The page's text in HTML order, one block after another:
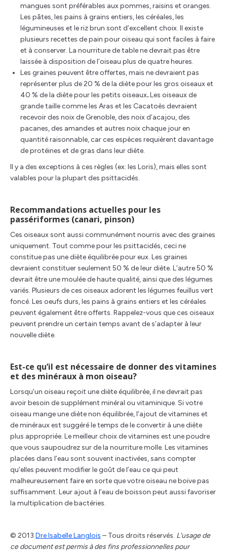
mangues sont préférables aux pommes, raisins et oranges.
Les pâtes, les pains à grains entiers, les céréales, les
légumineuses et le riz brun sont d’excellent choix. Il existe
plusieurs recettes de pain pour oiseau qui sont faciles à faire
et à conserver. La nourriture de table ne devrait pas être
laissée à disposition de l’oiseau plus de quatre heures.
Les graines peuvent être offertes, mais ne devraient pas
représenter plus de 20 % de la diète pour les gros oiseaux et
40 % de la diète pour les petits oiseaux.Les oiseaux de
grande taille comme les Aras et les Cacatoès devraient
recevoir des noix de Grenoble, des noix d’acajou, des
pacanes, des amandes et autres noix chaque jour en
quantité raisonnable, car ces espèces requièrent davantage
de protéines et de gras dans leur diète.
Il y a des exceptions à ces règles (ex: les Loris), mais elles sont
valables pour la plupart des psittacidés.
Recommandations actuelles pour les
passériformes (canari, pinson)
Ces oiseaux sont aussi communément nourris avec des graines
uniquement. Tout comme pour les psittacidés, ceci ne
constitue pas une diète équilibrée pour eux. Les graines
devraient constituer seulement 50 % de leur diète. L’autre 50 %
devrait être une moulée de haute qualité, ainsi que des légumes
variés. Plusieurs de ces oiseaux adorent les légumes feuillus vert
foncé. Les oeufs durs, les pains à grains entiers et les céréales
peuvent également être offerts. Rappelez-vous que ces oiseaux
peuvent prendre un certain temps avant de s’adapter à leur
nouvelle diète.
Est-ce qu’il est nécessaire de donner des vitamines
et des minéraux à mon oiseau?
Lorsqu’un oiseau reçoit une diète équilibrée, il ne devrait pas
avoir besoin de supplément minéral ou vitaminique. Si votre
oiseau mange une diète non équilibrée, l’ajout de vitamines et
de minéraux est suggéré le temps de le convertir à une diète
plus appropriée. Le meilleur choix de vitamines est une poudre
que vous saupoudrez sur de la nourriture molle. Les vitamines
placées dans l’eau sont souvent inactivées, sans compter
qu’elles peuvent modifier le goût de l’eau ce qui peut
malheureusement faire en sorte que votre oiseau ne boive pas
suffisamment. Leur ajout à l’eau de boisson peut aussi favoriser
la multiplication de bactéries.
© 2013 Dre Isabelle Langlois – Tous droits réservés. L’usage de
ce document est permis à des fins professionnelles pour